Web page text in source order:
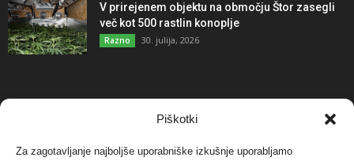
Piškotki
Za zagotavljanje najboljše uporabniške izkušnje uporabljamo
V prirejenem objektu na območju Štor zasegli
več kot 500 rastlin konoplje
Razno 30. julija, 2026
NAJBOLJ KOMENTIRANO
Protest proti vetrnim elektrarnam na Ojstrici, v